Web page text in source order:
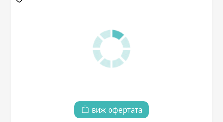
виж офертата